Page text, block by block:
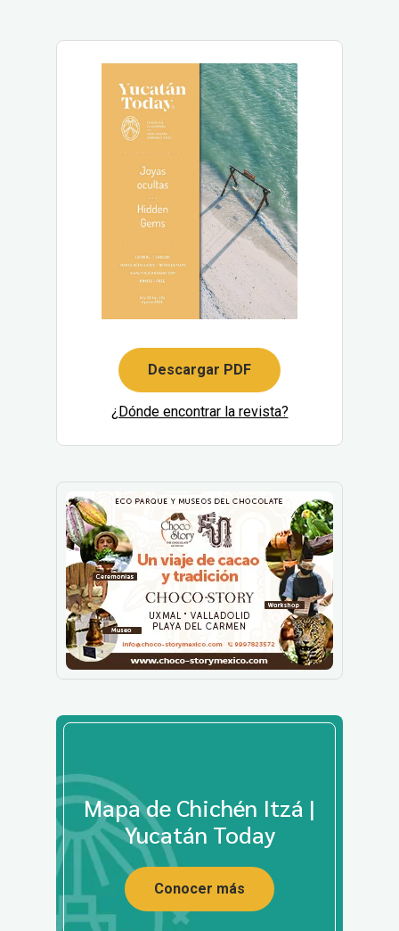
Descargar PDF
¿Dónde encontrar la revista?
Mapa de Chichén Itzá |
Yucatán Today
Conocer más